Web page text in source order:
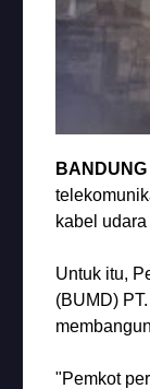
BANDUNG
kabel
Untuk itu,
(BUMD)
"Pemkot